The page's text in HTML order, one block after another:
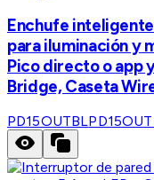
Enchufe
para iluminación y
Pico directo o app
Bridge, Caseta
PD15OUTBL